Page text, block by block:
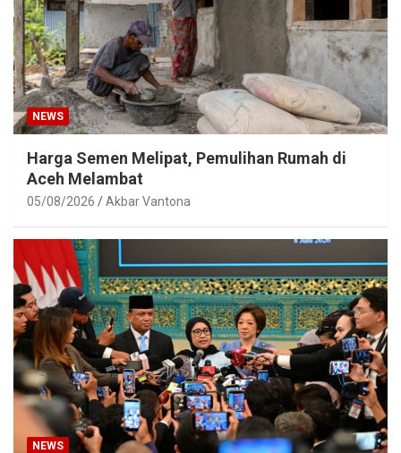
NEWS
Harga Semen Melipat, Pemulihan Rumah di
Aceh Melambat
05/08/2026 Akbar Vantona
NEWS